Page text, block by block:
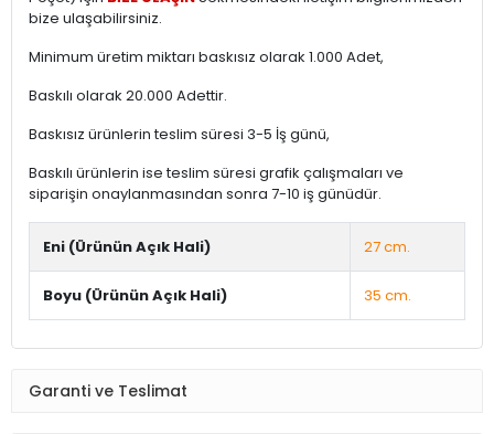
bize ulaşabilirsiniz.
Minimum üretim miktarı baskısız olarak 1.000 Adet,
Baskılı olarak 20.000 Adettir.
Baskısız ürünlerin teslim süresi 3-5 İş günü,
Baskılı ürünlerin ise teslim süresi grafik çalışmaları ve
siparişin onaylanmasından sonra 7-10 iş günüdür.
Eni (Ürünün Açık Hali) 27 cm.
Boyu (Ürünün Açık Hali) 35 cm.
Garanti ve Teslimat